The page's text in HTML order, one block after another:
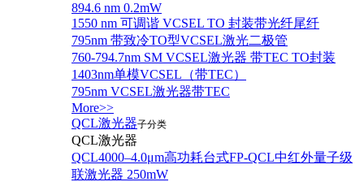
894.6 nm 0.2mW
1550 nm 可调谐 VCSEL TO 封装带光纤尾纤
795nm 带致冷TO型VCSEL激光二极管
760-794.7nm SM VCSEL激光器 带TEC TO封装
1403nm单模VCSEL（带TEC）
795nm VCSEL激光器带TEC
More>>
QCL激光器子分类
QCL激光器
QCL4000–4.0μm高功耗台式FP-QCL中红外量子级
联激光器 250mW